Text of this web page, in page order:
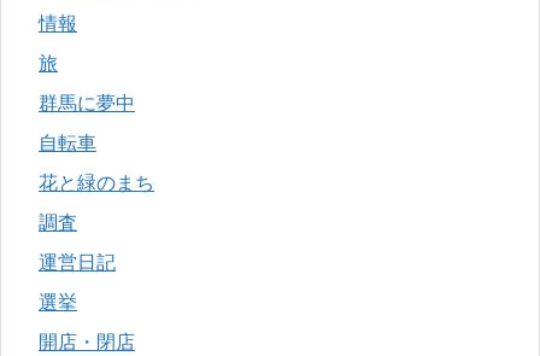
情報
旅
群馬に夢中
自転車
花と緑のまち
調査
運営日記
選挙
開店・閉店